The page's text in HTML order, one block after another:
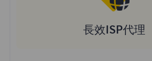
長效ISP代理